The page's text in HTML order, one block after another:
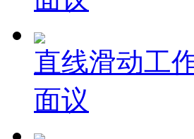
面议
直线滑动工
面议